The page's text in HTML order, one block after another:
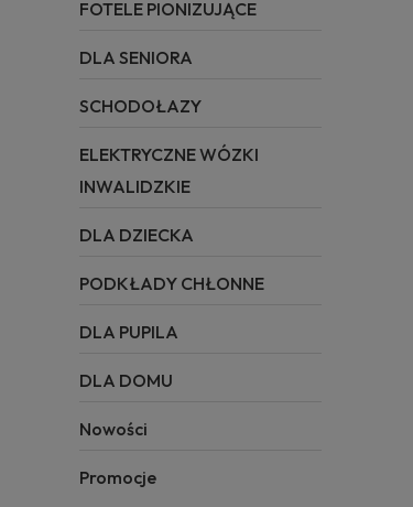
FOTELE PIONIZUJĄCE
DLA SENIORA
SCHODOŁAZY
ELEKTRYCZNE WÓZKI
INWALIDZKIE
DLA DZIECKA
PODKŁADY CHŁONNE
DLA PUPILA
DLA DOMU
Nowości
Promocje